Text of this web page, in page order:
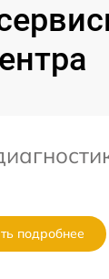
подробнее